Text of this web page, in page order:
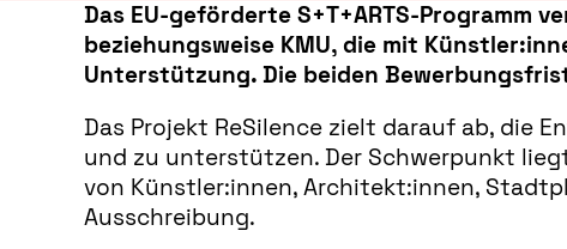
Das EU-geförderte S+T+ARTS-Programm
beziehungsweise KMU, die mit
Unterstützung. Die beiden
Das Projekt ReSilence zielt darauf ab, die
und zu unterstützen. Der Schwerpunkt
von Künstler:innen, Architekt:innen,
Ausschreibung.